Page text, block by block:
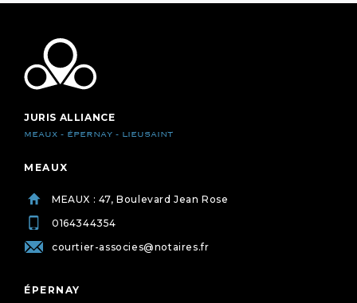
JURIS ALLIANCE
MEAUX - ÉPERNAY - LIEUSAINT
MEAUX
MEAUX : 47, Boulevard Jean Rose
0164344354
courtier-associes@notaires.fr
ÉPERNAY